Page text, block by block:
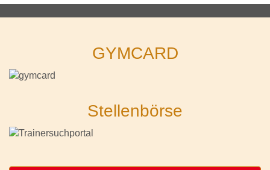
GYMCARD
Stellenbörse